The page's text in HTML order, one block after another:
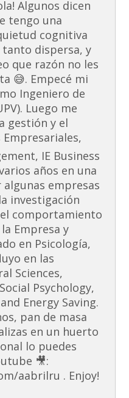
Algunos dicen
tengo una
cognitiva
tanto dispersa, y
que razón no les
😅. Empecé mi
Ingeniero de
Luego me
gestión y el
IE Business
años en una
empresas
investigación
comportamiento
Empresa y
en Psicología,
en las
Sciences,
Psychology,
Energy Saving.
pan de masa
en un huerto
lo puedes
🎥:
aabrilru . Enjoy!